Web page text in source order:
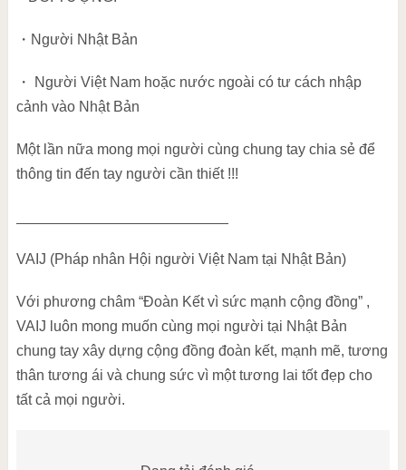
・ Người Nhật Bản
・
Người Việt Nam hoặc nước ngoài có tư cách nhập
cảnh vào Nhật Bản
Một lần nữa mong mọi người cùng chung tay chia sẻ để
thông tin đến tay người cần thiết !!!
VAIJ (Pháp nhân Hội người Việt Nam tại Nhật Bản)
Với phương châm “Đoàn Kết vì sức mạnh cộng đồng” ,
VAIJ luôn mong muốn cùng mọi người tại Nhật Bản
chung tay xây dựng cộng đồng đoàn kết, mạnh mẽ, tương
thân tương ái và chung sức vì một tương lai tốt đẹp cho
tất cả mọi người.